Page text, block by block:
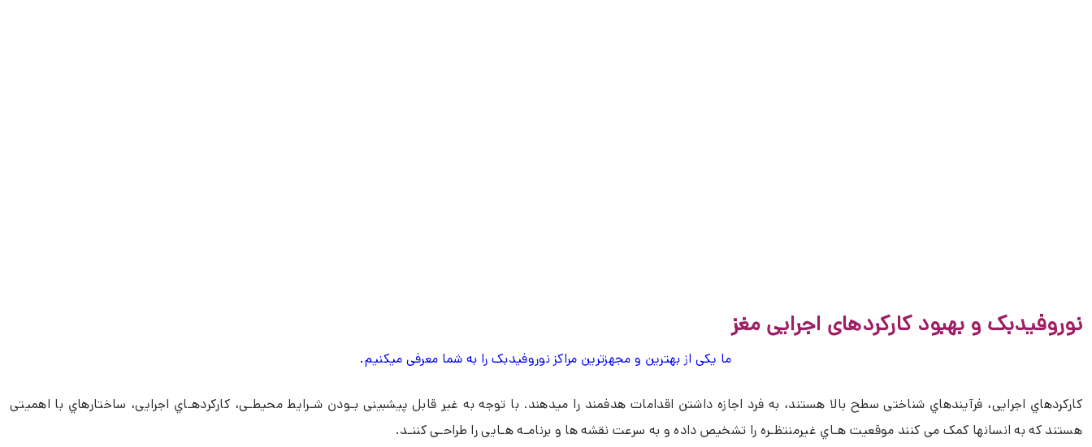
نوروفیدبک و بهبود کارکردهای اجرایی مغز
ما یکی از بهترین و مجهزترین مراکز نوروفیدبک را به شما معرفی میکنیم.
کارکردهاي اجرایی، فرآیندهاي شناختی سطح بالا هستند، به فرد اجازه داشتن اقدامات هدفمند را میدهند. با توجه به غیر قابل پیشبینی بـودن شـرایط محیطـی، کارکردهـاي اجرایی، ساختارهاي با اهمیتی
هستند که به انسانها کمک می کنند موقعیت هـاي غیرمنتظـره را تشخیص داده و به سرعت نقشه ها و برنامـه هـایی را طراحـی کننـد.